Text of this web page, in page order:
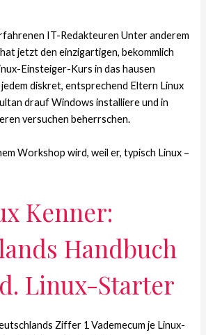
IT-Redakteuren Unter anderem
jetzt den einzigartigen, bekommlich
Einsteiger-Kurs in das hausen
diskret, entsprechend Eltern Linux
drauf Windows installiere und in
versuchen beherrschen.
Workshop wird, weil er, typisch Linux –
Kenner:
Handbuch
Linux-Starter
Ziffer 1 Vademecum je Linux-